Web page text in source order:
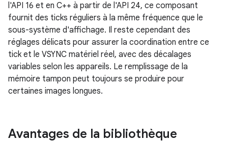
l'API 16 et en C++ à partir de l'API 24, ce composant
fournit des ticks réguliers à la même fréquence que le
sous-système d'affichage. Il reste cependant des
réglages délicats pour assurer la coordination entre ce
tick et le VSYNC matériel réel, avec des décalages
variables selon les appareils. Le remplissage de la
mémoire tampon peut toujours se produire pour
certaines images longues.
Avantages de la bibliothèque